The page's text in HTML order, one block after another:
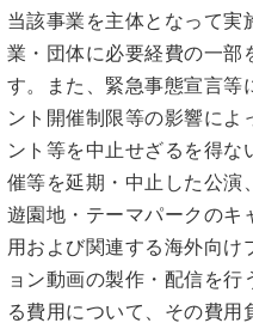
当該事業を主体となって実
業・団体に必要経費の一部
す。また、緊急事態宣言等
ント開催制限等の影響によ
ント等を中止せざるを得な
催等を延期・中止した公演
遊園地・テーマパークのキ
用および関連する海外向け
ョン動画の製作・配信を行
る費用について、その費用